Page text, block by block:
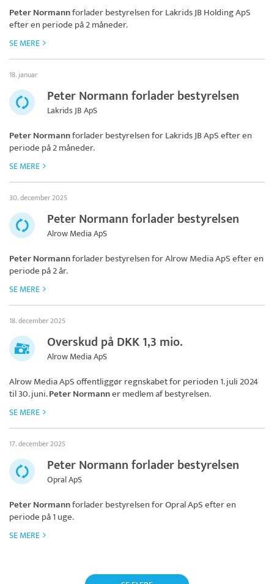
Peter Normannforlader bestyrelsen forLakrids JB Holding ApS
efter en periode på 2 måneder.
SE MERE
18. januar
Peter Normann forlader bestyrelsen
Lakrids JB ApS
Peter Normannforlader bestyrelsen forLakrids JB ApSefter en
periode på 2 måneder.
SE MERE
30. december 2025
Peter Normann forlader bestyrelsen
Alrow Media ApS
Peter Normannforlader bestyrelsen forAlrow Media ApSefter en
periode på 2 år.
SE MERE
18. december 2025
Overskud på DKK 1,3 mio.
Alrow Media ApS
Alrow Media ApSoffentliggør regnskabet for perioden 1. juli 2024
til 30. juni.Peter Normanner medlem af bestyrelsen.
SE MERE
17. december 2025
Peter Normann forlader bestyrelsen
Opral ApS
Peter Normannforlader bestyrelsen forOpral ApSefter en
periode på 1 uge.
SE MERE